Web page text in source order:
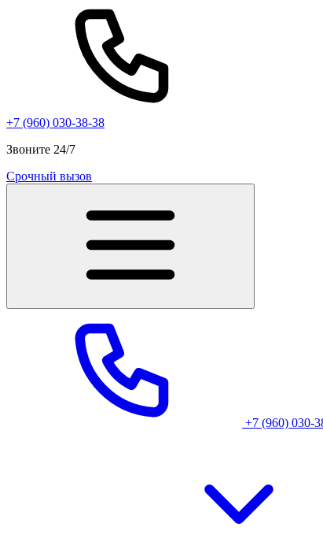
+7 (960) 030-38-38
Звоните 24/7
Срочный вызов
+7 (960) 030-